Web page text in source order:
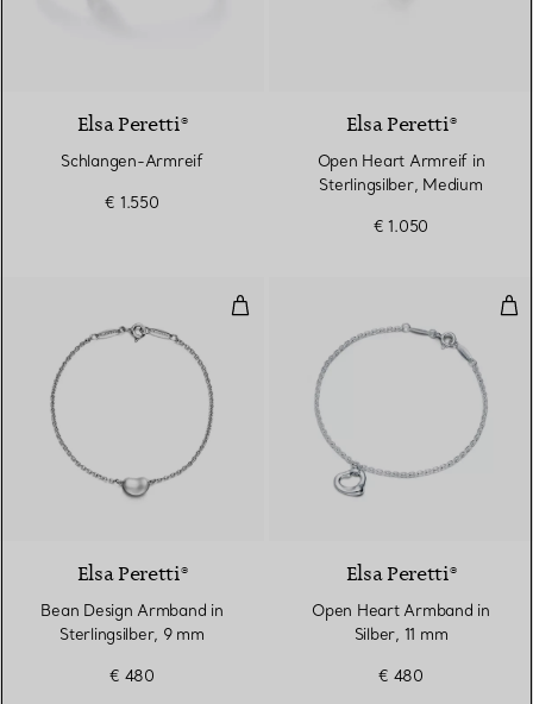
Elsa Peretti®
Schlangen-Armreif
€ 1.550
Elsa Peretti®
Open Heart Armreif in
Sterlingsilber, Medium
€ 1.050
Bean Design Armband in
Elsa Peretti®
Bean Design Armband in
Sterlingsilber, 9 mm
€ 480
Elsa Peretti®
Open Heart Armband in
Silber, 11 mm
€ 480